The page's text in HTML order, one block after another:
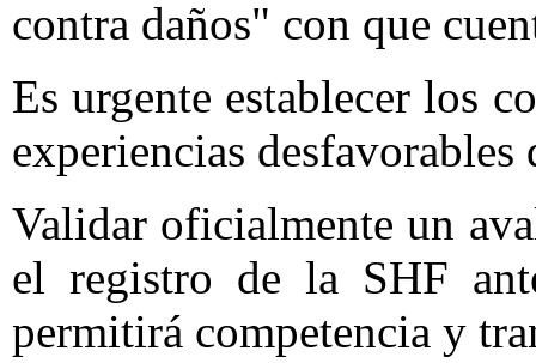
contra daños" con que
Es urgente establecer los
experiencias
Validar oficialmente un
el registro de la SHF
permitirá competencia y